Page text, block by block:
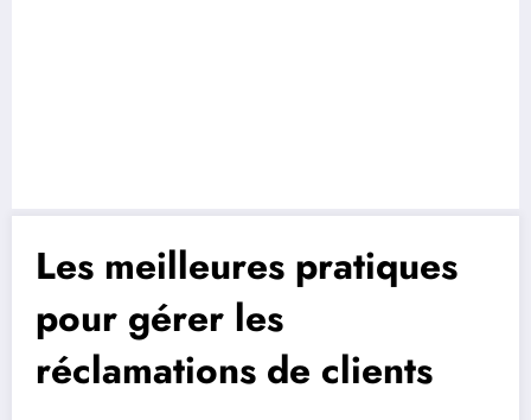
Les meilleures pratiques
pour gérer les
réclamations de clients